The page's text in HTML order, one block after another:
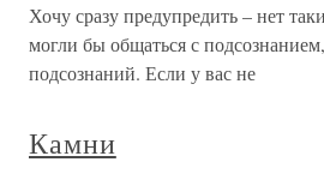
Хочу сразу предупредить – нет
могли бы общаться с
подсознаний. Если у вас не
Камни